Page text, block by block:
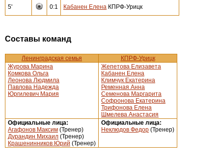
5' 0:1 Кабанен Елена КПРФ-Урицк
Составы команд
Ленинградская семья
КПРФ-Урицк
Журова Марина
Комкова Ольга
Леонова Людмила
Павлова Надежда
Юргилевич Мария
Жепетова Елизавета
Кабанен Елена
Климчук Екатерина
Ременная Анна
Семенова Маргарита
Софронова Екатерина
Трифонова Елена
Шмелева Анастасия
Официальные лица:
Агафонов Максим (Тренер)
Дурандин Михаил (Тренер)
Крашенинников Юрий (Тренер)
Официальные лица:
Неклюдов Федор (Тренер)